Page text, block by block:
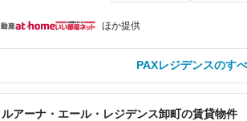
ほか提供
PAXレジデンスのす
ルアーナ・エール・レジデンス卸町の賃貸物件